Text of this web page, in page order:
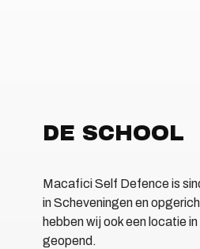
DE SCHOOL
Macafici Self Defence is
in Scheveningen en
hebben wij ook een locatie
geopend.